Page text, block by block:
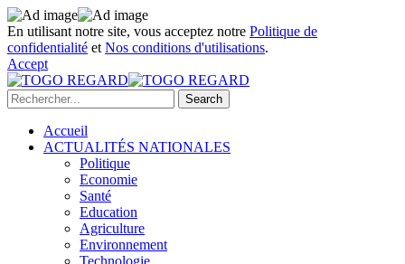
En utilisant notre site, vous acceptez notre Politique de
confidentialité et Nos conditions d'utilisations.
Accept
Accueil
ACTUALITÉS NATIONALES
Politique
Economie
Santé
Education
Agriculture
Environnement
Technologie